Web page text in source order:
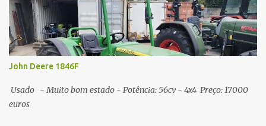
John Deere 1846F
Usado - Muito bom estado - Potência: 56cv - 4x4 Preço: 17000
euros